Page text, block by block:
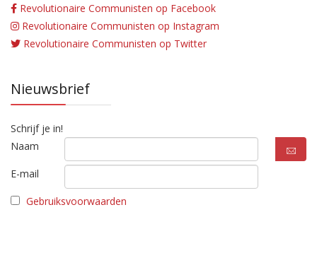
Revolutionaire Communisten op Facebook
Revolutionaire Communisten op Instagram
Revolutionaire Communisten op Twitter
Nieuwsbrief
Schrijf je in!
Naam
E-mail
Gebruiksvoorwaarden